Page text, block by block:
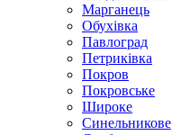
Марганець
Обухівка
Павлоград
Петриківка
Покров
Покровське
Широке
Синельникове